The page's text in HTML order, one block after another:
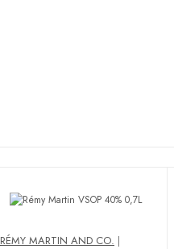
RÉMY MARTIN AND CO. |